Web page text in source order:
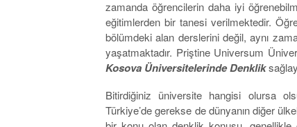
zamanda öğrencilerin daha iyi
eğitimlerden bir tanesi verilmektedir.
bölümdeki alan derslerini değil, aynı
yaşatmaktadır. Priştine Universum
Kosova Üniversitelerinde Denklik
Bitirdiğiniz üniversite hangisi olursa
Türkiye’de gerekse de dünyanın diğer